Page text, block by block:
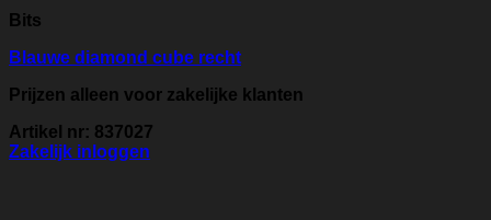
Bits
Blauwe diamond cube recht
Prijzen alleen voor zakelijke klanten
Artikel nr: 837027
Zakelijk inloggen